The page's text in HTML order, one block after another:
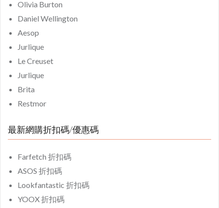
Olivia Burton
Daniel Wellington
Aesop
Jurlique
Le Creuset
Jurlique
Brita
Restmor
最新網購折扣碼/優惠碼
Farfetch 折扣碼
ASOS 折扣碼
Lookfantastic 折扣碼
YOOX 折扣碼